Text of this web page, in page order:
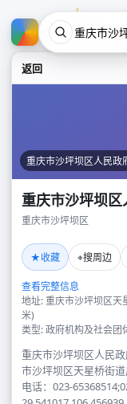
返回
重庆市沙坪坝区人民政
重庆市沙坪坝区
重庆市沙坪坝区
★收藏 ⌖搜周边
查看完整信息
地址: 重庆市沙坪坝区
米)
类型: 政府机构及社会团
重庆市沙坪坝区人民
市沙坪坝区天星桥街
电话：023-